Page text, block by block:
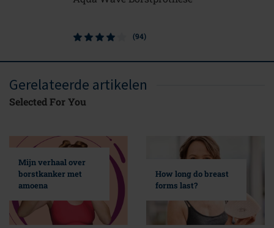
(94)
Gerelateerde artikelen
Selected For You
Mijn verhaal over
borstkanker met
amoena
How long do breast
forms last?